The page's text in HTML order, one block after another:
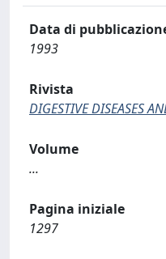
Data di
1993
Rivista
DIGESTIVE DISEASES
Volume
...
Pagina iniziale
1297